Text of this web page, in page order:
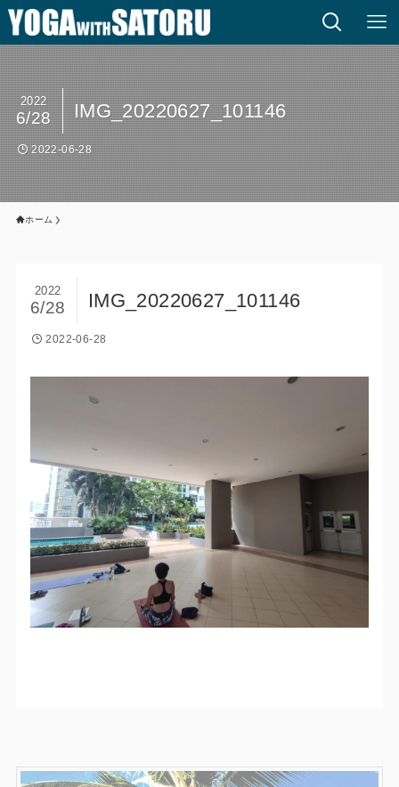
IMG_20220627_101146
2022
6/28
2022-06-28
ホーム
IMG_20220627_101146
2022
6/28
2022-06-28